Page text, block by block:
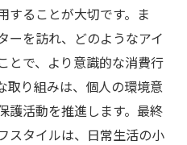
することが大切です。ま
ーを訪れ、どのようなアイ
とで、より意識的な消費行
取り組みは、個人の環境意
護活動を推進します。最終
スタイルは、日常生活の小